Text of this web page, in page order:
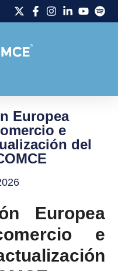
Europea
e
del
Europea
e